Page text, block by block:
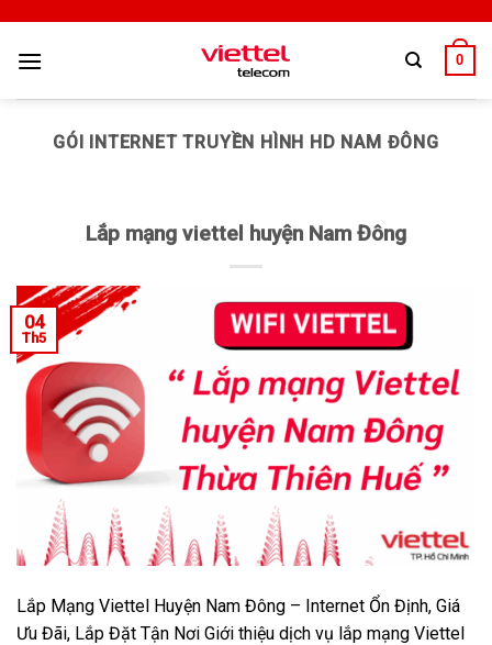
0
GÓI INTERNET TRUYỀN HÌNH HD NAM ĐÔNG
Lắp mạng viettel huyện Nam Đông
04
Th5
Lắp Mạng Viettel Huyện Nam Đông – Internet Ổn Định, Giá
Ưu Đãi, Lắp Đặt Tận Nơi Giới thiệu dịch vụ lắp mạng Viettel